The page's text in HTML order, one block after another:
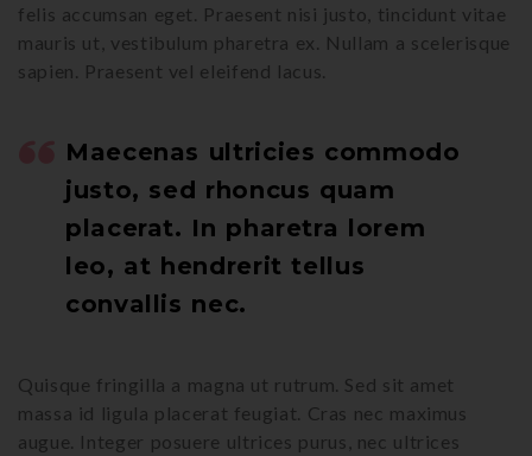
felis accumsan eget. Praesent nisi justo, tincidunt vitae
mauris ut, vestibulum pharetra ex. Nullam a scelerisque
sapien. Praesent vel eleifend lacus.
Maecenas ultricies commodo
justo, sed rhoncus quam
placerat. In pharetra lorem
leo, at hendrerit tellus
convallis nec.
Quisque fringilla a magna ut rutrum. Sed sit amet
massa id ligula placerat feugiat. Cras nec maximus
augue. Integer posuere ultrices purus, nec ultrices